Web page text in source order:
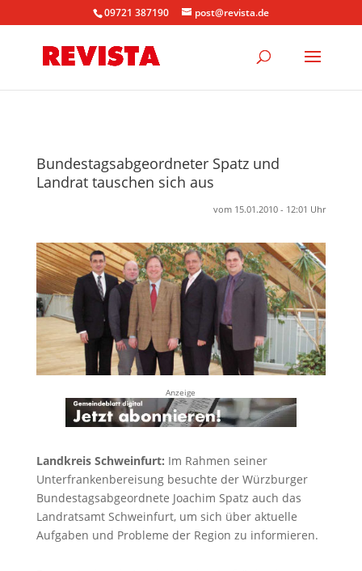
09721 387190 post@revista.de
Bundestagsabgeordneter Spatz und
Landrat tauschen sich aus
vom 15.01.2010 - 12:01 Uhr
Anzeige
Landkreis Schweinfurt: Im Rahmen seiner
Unterfrankenbereisung besuchte der Würzburger
Bundestagsabgeordnete Joachim Spatz auch das
Landratsamt Schweinfurt, um sich über aktuelle
Aufgaben und Probleme der Region zu informieren.